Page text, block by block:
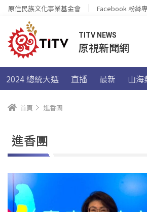
原住民族文化事業基金會 Facebook 粉絲
TITV NEWS
原視新聞網
2024 總統大選 直播 最新 山海
首頁 進香團
進香團